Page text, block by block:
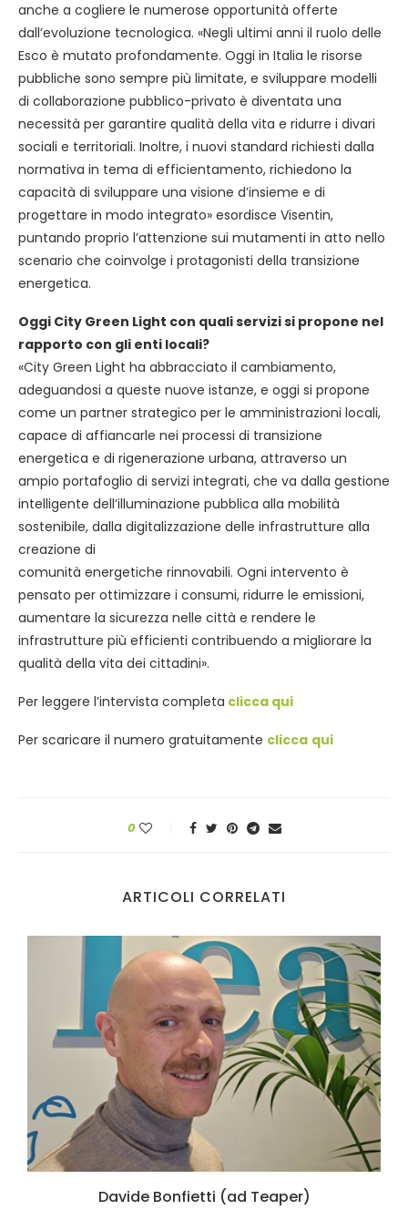
anche a cogliere le numerose opportunità offerte
dall’evoluzione tecnologica. «Negli ultimi anni il ruolo delle
Esco è mutato profondamente. Oggi in Italia le risorse
pubbliche sono sempre più limitate, e sviluppare modelli
di collaborazione pubblico-privato è diventata una
necessità per garantire qualità della vita e ridurre i divari
sociali e territoriali. Inoltre, i nuovi standard richiesti dalla
normativa in tema di efficientamento, richiedono la
capacità di sviluppare una visione d’insieme e di
progettare in modo integrato» esordisce Visentin,
puntando proprio l’attenzione sui mutamenti in atto nello
scenario che coinvolge i protagonisti della transizione
energetica.
Oggi City Green Light con quali servizi si propone nel
rapporto con gli enti locali?
«City Green Light ha abbracciato il cambiamento,
adeguandosi a queste nuove istanze, e oggi si propone
come un partner strategico per le amministrazioni locali,
capace di affiancarle nei processi di transizione
energetica e di rigenerazione urbana, attraverso un
ampio portafoglio di servizi integrati, che va dalla gestione
intelligente dell’illuminazione pubblica alla mobilità
sostenibile, dalla digitalizzazione delle infrastrutture alla
creazione di
comunità energetiche rinnovabili. Ogni intervento è
pensato per ottimizzare i consumi, ridurre le emissioni,
aumentare la sicurezza nelle città e rendere le
infrastrutture più efficienti contribuendo a migliorare la
qualità della vita dei cittadini».
Per leggere l’intervista completa clicca qui
Per scaricare il numero gratuitamente clicca qui
0
ARTICOLI CORRELATI
Davide Bonfietti (ad Teaper)